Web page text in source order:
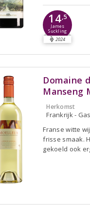
14,5
James
Suckling
2024
Domaine
Manseng
Herkomst
Frankrijk -
Franse witte
frisse smaak.
gekoeld ook